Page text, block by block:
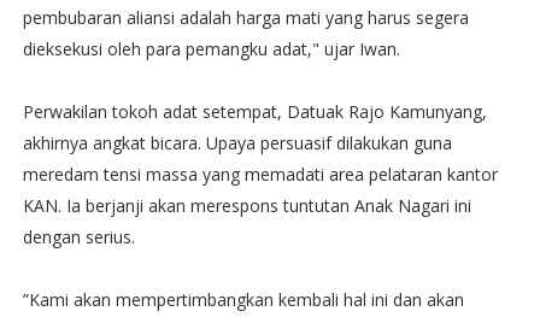
pembubaran aliansi adalah harga mati yang harus segera
dieksekusi oleh para pemangku adat," ujar Iwan.
Perwakilan tokoh adat setempat, Datuak Rajo Kamunyang,
akhirnya angkat bicara. Upaya persuasif dilakukan guna
meredam tensi massa yang memadati area pelataran kantor
KAN. Ia berjanji akan merespons tuntutan Anak Nagari ini
dengan serius.
”Kami akan mempertimbangkan kembali hal ini dan akan